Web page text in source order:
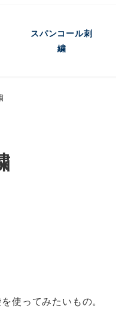
スパンコール刺
繍
使ってみたいもの。